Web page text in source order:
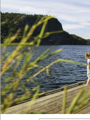
Weitere Urlaubsziele
Angebote
Inspiration
Kontakt
Gut zu wissen
Login